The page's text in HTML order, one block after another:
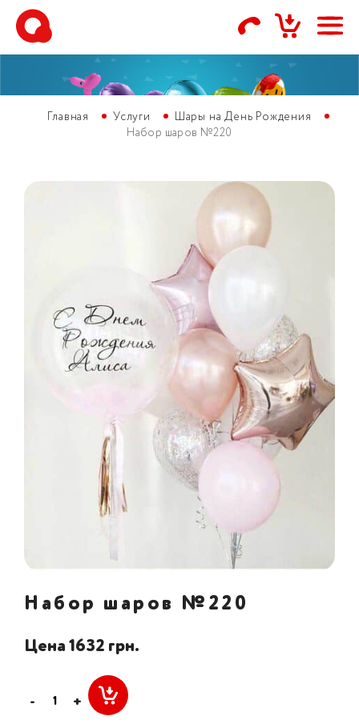
Главная Услуги
Шары на День Рождения
Набор шаров №220
Набор шаров №220
Цена 1632 грн.
- +